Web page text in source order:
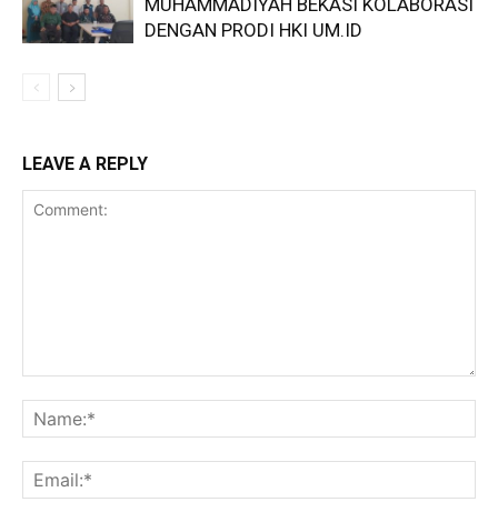
DENGAN PRODI HKI UM.ID
LEAVE A REPLY